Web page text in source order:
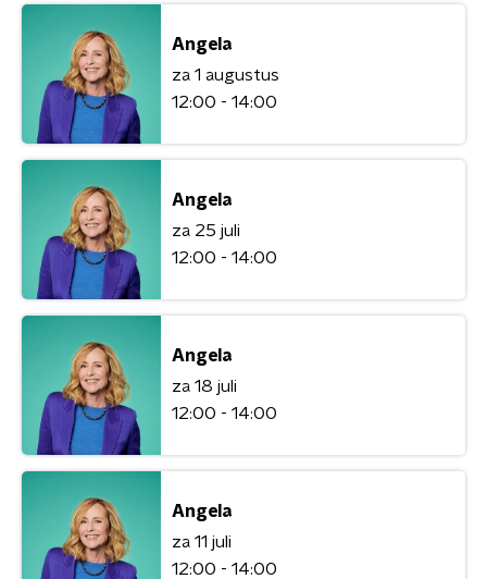
Angela
za 1 augustus
12:00 - 14:00
Angela
za 25 juli
12:00 - 14:00
Angela
za 18 juli
12:00 - 14:00
Angela
za 11 juli
12:00 - 14:00